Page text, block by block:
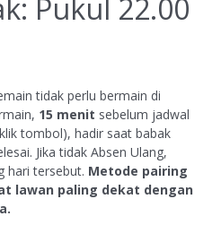
Pukul 22.00
tidak perlu bermain di
15 menit sebelum jadwal
tombol), hadir saat babak
Jika tidak Absen Ulang,
hari tersebut. Metode pairing
lawan paling dekat dengan